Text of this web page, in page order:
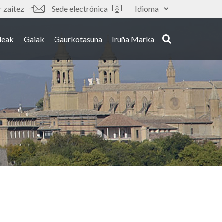
Idioma
zaitez Sede electrónica
Gaiak Gaurkotasuna Iruña Marka